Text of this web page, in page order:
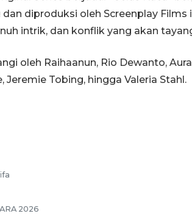
dan diproduksi oleh Screenplay
intrik, dan konflik yang akan
oleh Raihaanun, Rio Dewanto,
Jeremie Tobing, hingga Valeria Stahl.
2026